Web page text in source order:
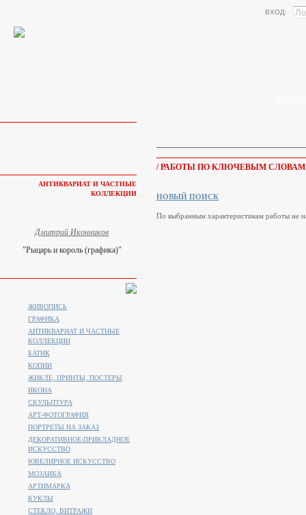
ВХОД:
/ РАБОТЫ ПО КЛЮЧЕВЫМ СЛОВАМ
НОВЫЙ ПОИСК
По выбранным характеристикам работы не
АНТИКВАРИАТ И ЧАСТНЫЕ
КОЛЛЕКЦИИ
Дмитрий Иконников
"Рыцарь и король (графика)"
ЖИВОПИСЬ
ГРАФИКА
АНТИКВАРИАТ И ЧАСТНЫЕ
КОЛЛЕКЦИИ
БАТИК
КОПИИ
ЖИКЛЕ, ПРИНТЫ, ПОСТЕРЫ
ИКОНА
СКУЛЬПТУРА
АРТ-ФОТОГРАФИЯ
ПОРТРЕТЫ НА ЗАКАЗ
ДЕКОРАТИВНОЕ-ПРИКЛАДНОЕ
ИСКУССТВО
ЮВЕЛИРНОЕ ИСКУССТВО
МОЗАИКА
АРТИМАРКА
КУКЛЫ
СТЕКЛО, ВИТРАЖИ